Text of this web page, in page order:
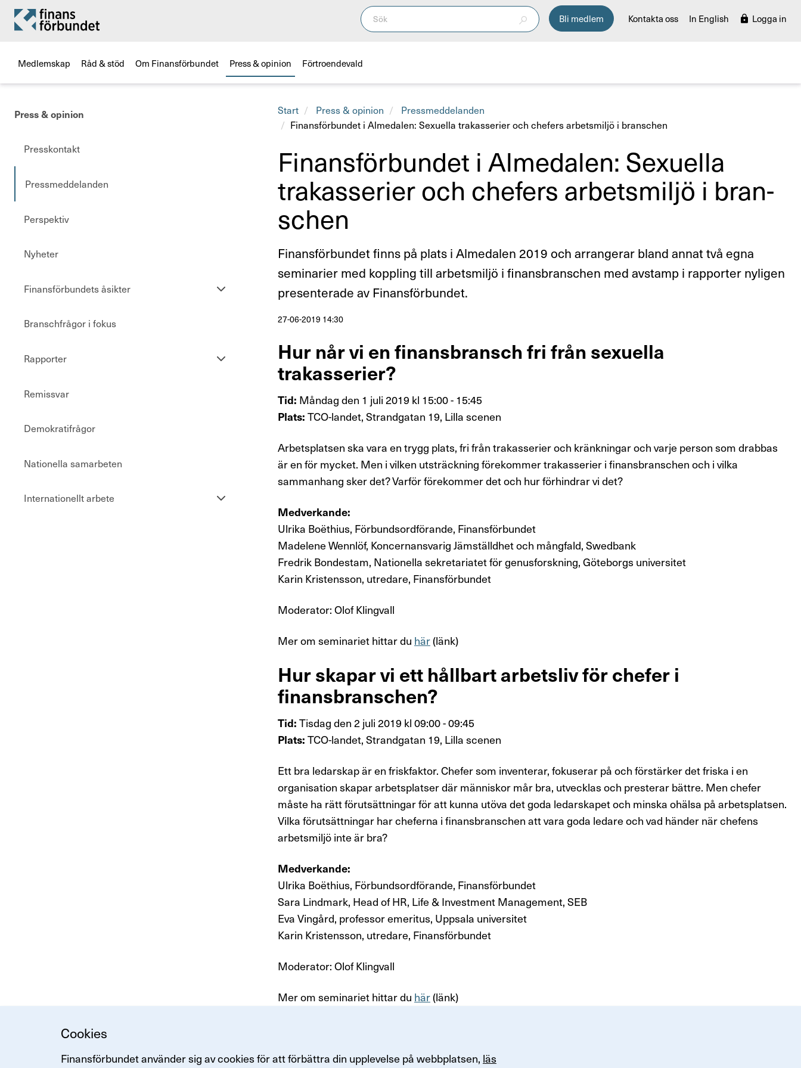
Bli medlem Kontakta oss In English Logga in
Medlemskap Råd & stöd Om Finansförbundet Press & opinion Förtroendevald
Cookies
Finansförbundet använder sig av cookies för att förbättra din upplevelse på webbplatsen, läs
Press & opinion
Presskontakt
Pressmeddelanden
Perspektiv
Nyheter
Finansförbundets åsikter
Se
Branschfrågor i fokus
Rapporter
Se
Remissvar
Demokratifrågor
Nationella samarbeten
Internationellt arbete
Se
Start Press & opinion
Pressmeddelanden
Finansförbundet i Almedalen: Sexuella trakasserier och chefers arbetsmiljö i branschen
Finans­för­bundet i Alme­dalen: Sexu­ella
trakas­se­rier och chefers arbets­miljö i bran­
schen
Finansförbundet finns på plats i Almedalen 2019 och arrangerar bland annat två egna
seminarier med koppling till arbetsmiljö i finansbranschen med avstamp i rapporter nyligen
presenterade av Finansförbundet.
27-06-2019 14:30
Hur når vi en finansbransch fri från sexuella
trakasserier?
Tid: Måndag den 1 juli 2019 kl 15:00 - 15:45
Plats: TCO-landet, Strandgatan 19, Lilla scenen
Arbetsplatsen ska vara en trygg plats, fri från trakasserier och kränkningar och varje person som drabbas
är en för mycket. Men i vilken utsträckning förekommer trakasserier i finansbranschen och i vilka
sammanhang sker det? Varför förekommer det och hur förhindrar vi det?
Medverkande:
Ulrika Boëthius, Förbundsordförande, Finansförbundet
Madelene Wennlöf, Koncernansvarig Jämställdhet och mångfald, Swedbank
Fredrik Bondestam, Nationella sekretariatet för genusforskning, Göteborgs universitet
Karin Kristensson, utredare, Finansförbundet
Moderator: Olof Klingvall
Mer om seminariet hittar du här(länk)
Hur skapar vi ett hållbart arbetsliv för chefer i
finansbranschen?
Tid: Tisdag den 2 juli 2019 kl 09:00 - 09:45
Plats: TCO-landet, Strandgatan 19, Lilla scenen
Ett bra ledarskap är en friskfaktor. Chefer som inventerar, fokuserar på och förstärker det friska i en
organisation skapar arbetsplatser där människor mår bra, utvecklas och presterar bättre. Men chefer
måste ha rätt förutsättningar för att kunna utöva det goda ledarskapet och minska ohälsa på arbetsplatsen.
Vilka förutsättningar har cheferna i finansbranschen att vara goda ledare och vad händer när chefens
arbetsmiljö inte är bra?
Medverkande:
Ulrika Boëthius, Förbundsordförande, Finansförbundet
Sara Lindmark, Head of HR, Life & Investment Management, SEB
Eva Vingård, professor emeritus, Uppsala universitet
Karin Kristensson, utredare, Finansförbundet
Moderator: Olof Klingvall
Mer om seminariet hittar du här(länk)